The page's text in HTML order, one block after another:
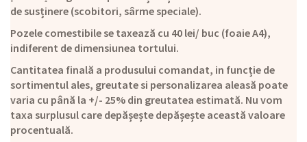
de susținere (scobitori, sârme speciale).
Pozele comestibile se taxează cu 40 lei/ buc (foaie A4),
indiferent de dimensiunea tortului.
Cantitatea finală a produsului comandat, in funcție de
sortimentul ales, greutate si personalizarea aleasă poate
varia cu până la +/- 25% din greutatea estimată. Nu vom
taxa surplusul care depășește depășește această valoare
procentuală.